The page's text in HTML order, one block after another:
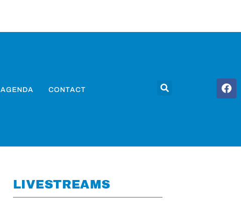
AGENDA CONTACT
LIVESTREAMS